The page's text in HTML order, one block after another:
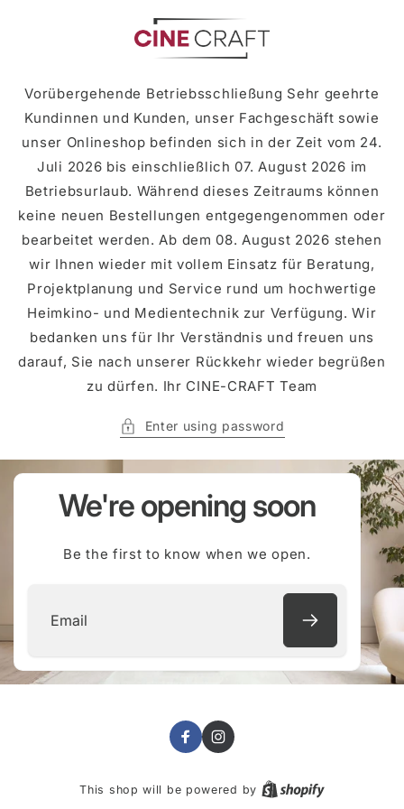
Vorübergehende Betriebsschließung Sehr geehrte
Kundinnen und Kunden, unser Fachgeschäft sowie
unser Onlineshop befinden sich in der Zeit vom 24.
Juli 2026 bis einschließlich 07. August 2026 im
Betriebsurlaub. Während dieses Zeitraums können
keine neuen Bestellungen entgegengenommen oder
bearbeitet werden. Ab dem 08. August 2026 stehen
wir Ihnen wieder mit vollem Einsatz für Beratung,
Projektplanung und Service rund um hochwertige
Heimkino- und Medientechnik zur Verfügung. Wir
bedanken uns für Ihr Verständnis und freuen uns
darauf, Sie nach unserer Rückkehr wieder begrüßen
zu dürfen. Ihr CINE-CRAFT Team
Enter using password
We're opening soon
Be the first to know when we open.
FacebookInstagram
This shop will be powered by